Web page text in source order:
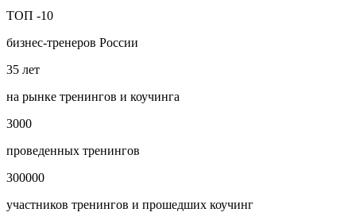
ТОП -10
бизнес‑тренеров России
35 лет
на рынке тренингов и коучинга
3000
проведенных тренингов
300000
участников тренингов и прошедших коучинг